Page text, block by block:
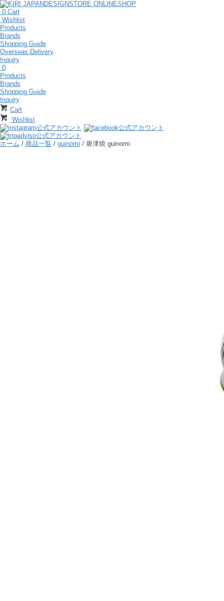
0 Cart
Wishlist
Products
Brands
Shopping Guide
Overseas Delivery
Inquiry
0
Products
Brands
Shopping Guide
Inquiry
Cart
Wishlist
ホーム / 商品一覧 / guinomi / 唐津焼 guinomi